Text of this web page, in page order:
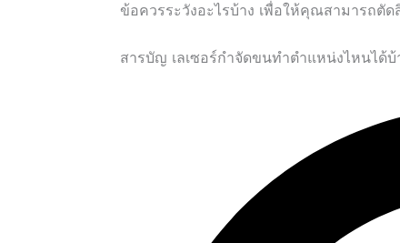
ข้อควรระวังอะไรบ้าง เพื่อให้คุณสามารถตั
สารบัญ เลเซอร์กำจัดขนทำตำแหน่งไหนได้บ้